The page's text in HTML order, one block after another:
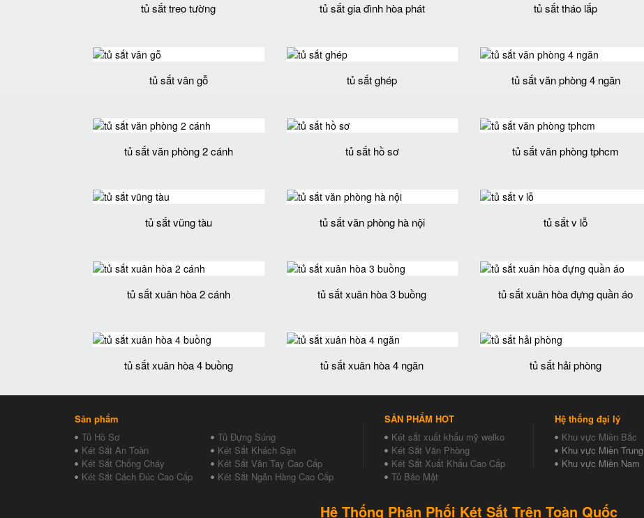
tủ sắt treo tường tủ sắt gia đình hòa phát tủ sắt tháo lắp
tủ sắt vân gỗ tủ sắt ghép tủ sắt văn phòng 4 ngăn
tủ sắt văn phòng 2 cánh tủ sắt hồ sơ tủ sắt văn phòng tphcm
tủ sắt vũng tàu tủ sắt văn phòng hà nội tủ sắt v lỗ
tủ sắt xuân hòa 2 cánh tủ sắt xuân hòa 3 buồng tủ sắt xuân hòa đựng quần áo
tủ sắt xuân hòa 4 buồng tủ sắt xuân hòa 4 ngăn tủ sắt hải phòng
Sản phẩm
Tủ Hồ Sơ
Tủ Đựng Súng
Két Sắt An Toàn
Két Sắt Khách Sạn
Két Sắt Chống Cháy
Két Sắt Vân Tay Cao Cấp
Két Sắt Cách Đúc Cao Cấp
Két Sắt Ngân Hàng Cao Cấp
SẢN PHẨM HOT
Két sắt xuất khẩu mỹ welko
Két Sắt Văn Phòng
Két Sắt Xuất Khẩu Cao Cấp
Tủ Bảo Mật
Hệ thống đại lý
Khu vực Miền Bắc
Khu vực Miền Trung
Khu vực Miền Nam
Hệ Thống Phân Phối Két Sắt Trên Toàn Quốc